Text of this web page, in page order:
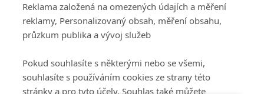
Ochrana osobních údajů|Zásady používání cookies |Pravidla webu
Upravit nastavení soukromí
Reklama založená na omezených údajích a měření
reklamy, Personalizovaný obsah, měření obsahu,
průzkum publika a vývoj služeb
Pokud souhlasíte s některými nebo se všemi,
souhlasíte s používáním cookies ze strany této
stránky a pro tyto účely. Souhlas také můžete